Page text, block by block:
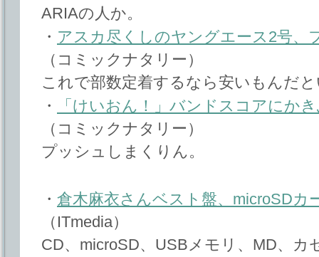
ARIAの人か。
・ アスカ尽くしのヤングエース2号、
（コミックナタリー）
これで部数定着するなら安いもんだ
・
「けいおん！」バンドスコアにか
（コミックナタリー）
プッシュしまくりん。
・ 倉木麻衣さんベスト盤、microSDカ
（ITmedia）
CD、microSD、USBメモリ、MD、カ